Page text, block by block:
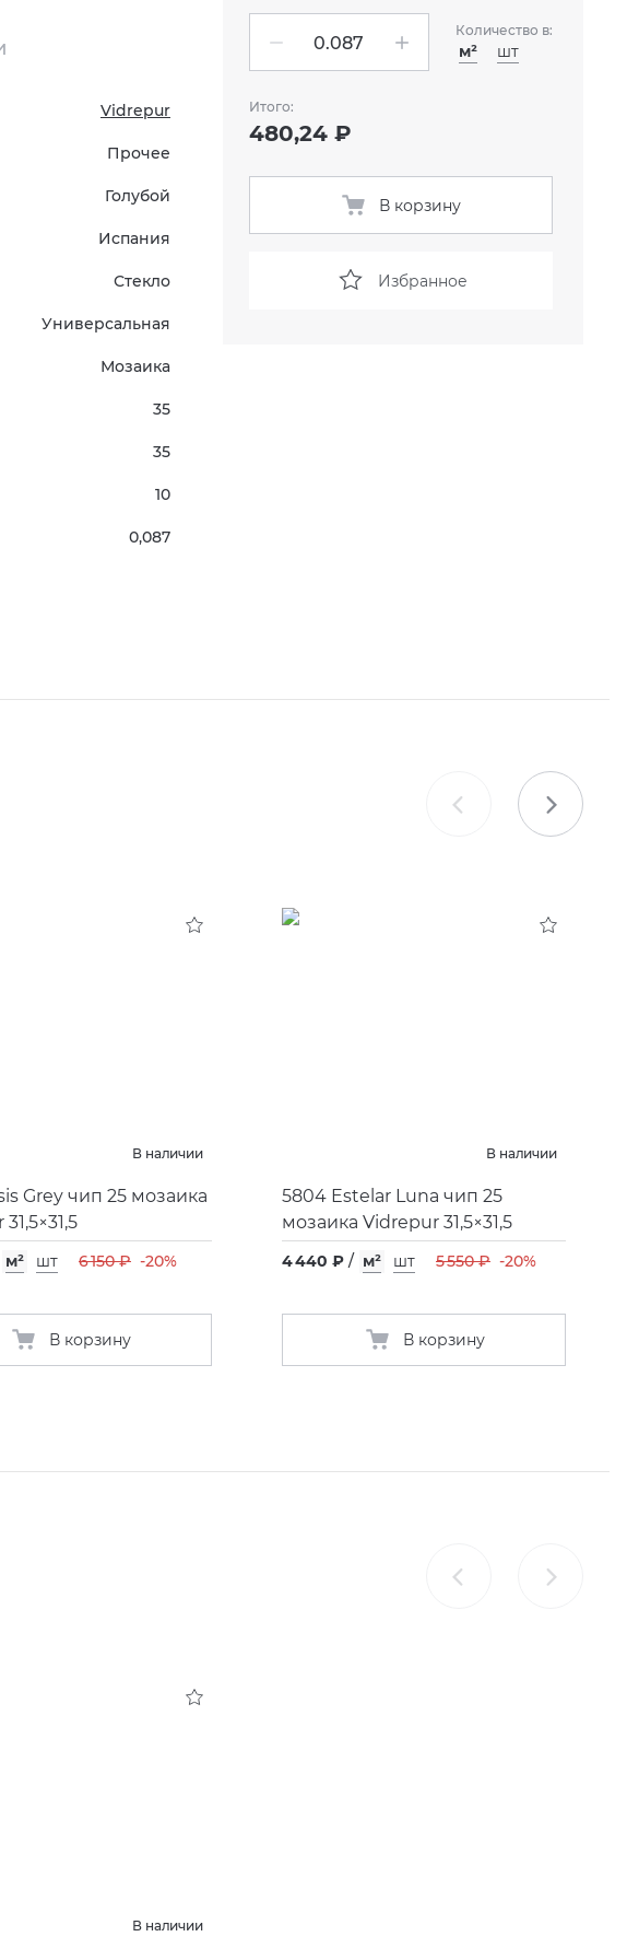
Vidrepur
Прочее
Голубой
Испания
Стекло
Универсальная
Мозаика
35
35
10
0,087
Количество в:
м² шт
Итого:
480,24 ₽
В корзину
Избранное
В наличии
Grey чип 25 мозаика
м² шт 6 150 ₽ -20%
В корзину
В наличии
5804 Estelar Luna чип 25
мозаика Vidrepur 31,5×31,5
4 440 ₽ / м² шт 5 550 ₽ -20%
В корзину
В наличии